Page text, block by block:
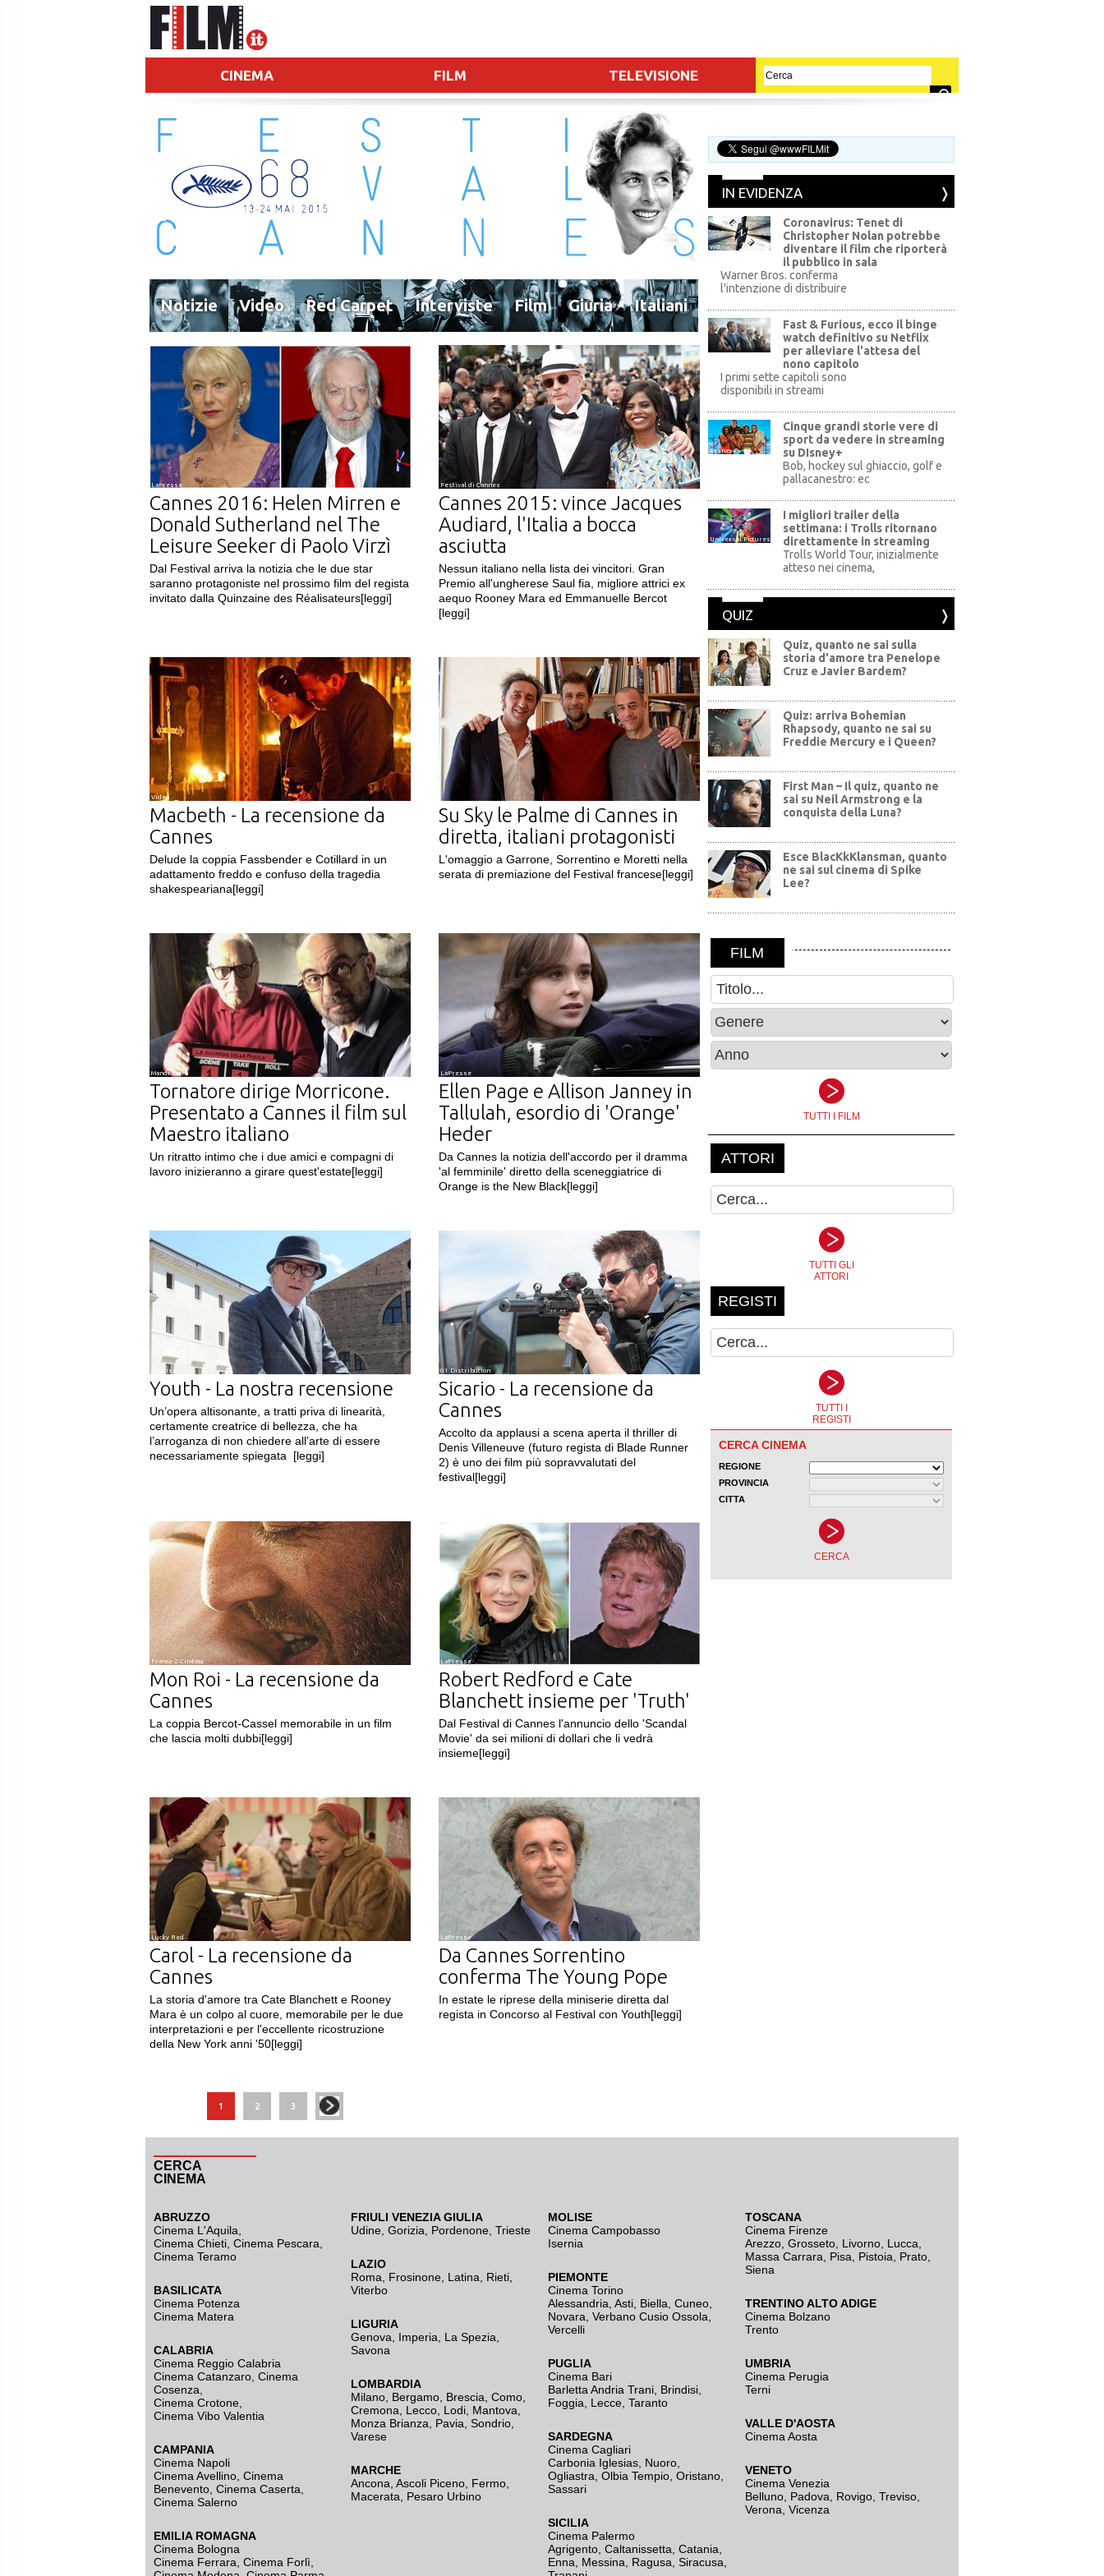
CINEMA FILM TELEVISIONE
Notizie Video Red Carpet Interviste Film Giuria Italiani
LaPresse
Cannes 2016: Helen Mirren e
Donald Sutherland nel The
Leisure Seeker di Paolo Virzì
Dal Festival arriva la notizia che le due star
saranno protagoniste nel prossimo film del regista
invitato dalla Quinzaine des Réalisateurs[leggi]
Festival di Cannes
Cannes 2015: vince Jacques
Audiard, l'Italia a bocca
asciutta
Nessun italiano nella lista dei vincitori. Gran
Premio all'ungherese Saul fia, migliore attrici ex
aequo Rooney Mara ed Emmanuelle Bercot
[leggi]
Videa
Macbeth - La recensione da
Cannes
Delude la coppia Fassbender e Cotillard in un
adattamento freddo e confuso della tragedia
shakespeariana[leggi]
Su Sky le Palme di Cannes in
diretta, italiani protagonisti
L'omaggio a Garrone, Sorrentino e Moretti nella
serata di premiazione del Festival francese[leggi]
Mandragora
Tornatore dirige Morricone.
Presentato a Cannes il film sul
Maestro italiano
Un ritratto intimo che i due amici e compagni di
lavoro inizieranno a girare quest'estate[leggi]
LaPresse
Ellen Page e Allison Janney in
Tallulah, esordio di 'Orange'
Heder
Da Cannes la notizia dell'accordo per il dramma
'al femminile' diretto della sceneggiatrice di
Orange is the New Black[leggi]
Medusa
Youth - La nostra recensione
Un’opera altisonante, a tratti priva di linearità,
certamente creatrice di bellezza, che ha
l’arroganza di non chiedere all’arte di essere
necessariamente spiegata [leggi]
01 Distribution
Sicario - La recensione da
Cannes
Accolto da applausi a scena aperta il thriller di
Denis Villeneuve (futuro regista di Blade Runner
2) è uno dei film più sopravvalutati del
festival[leggi]
France 2 Cinéma
Mon Roi - La recensione da
Cannes
La coppia Bercot-Cassel memorabile in un film
che lascia molti dubbi[leggi]
LaPresse
Robert Redford e Cate
Blanchett insieme per 'Truth'
Dal Festival di Cannes l'annuncio dello 'Scandal
Movie' da sei milioni di dollari che li vedrà
insieme[leggi]
Lucky Red
Carol - La recensione da
Cannes
La storia d'amore tra Cate Blanchett e Rooney
Mara è un colpo al cuore, memorabile per le due
interpretazioni e per l'eccellente ricostruzione
della New York anni '50[leggi]
LaPresse
Da Cannes Sorrentino
conferma The Young Pope
In estate le riprese della miniserie diretta dal
regista in Concorso al Festival con Youth[leggi]
1 2 3
IN EVIDENZA
WB
Coronavirus: Tenet di
Christopher Nolan potrebbe
diventare il film che riporterà
il pubblico in sala
Warner Bros. conferma
l'intenzione di distribuire
Fast & Furious, ecco il binge
watch definitivo su Netflix
per alleviare l'attesa del
nono capitolo
I primi sette capitoli sono
disponibili in streami
Disney+
Cinque grandi storie vere di
sport da vedere in streaming
su DIsney+
Bob, hockey sul ghiaccio, golf e
pallacanestro: ec
Universal Pictures
I migliori trailer della
settimana: i Trolls ritornano
direttamente in streaming
Trolls World Tour, inizialmente
atteso nei cinema,
QUIZ
Quiz, quanto ne sai sulla
storia d'amore tra Penelope
Cruz e Javier Bardem?
Quiz: arriva Bohemian
Rhapsody, quanto ne sai su
Freddie Mercury e i Queen?
First Man – Il quiz, quanto ne
sai su Neil Armstrong e la
conquista della Luna?
Esce BlacKkKlansman, quanto
ne sai sul cinema di Spike
Lee?
CERCA
CINEMA
ABRUZZO
Cinema L'Aquila
Cinema Chieti, Cinema Pescara,
Cinema Teramo
BASILICATA
Cinema Potenza
Cinema Matera
CALABRIA
Cinema Reggio Calabria
Cinema Catanzaro Cinema
Cosenza
Cinema Crotone
Cinema Vibo Valentia
CAMPANIA
Cinema Napoli
Cinema Avellino Cinema
Benevento Cinema Caserta
Cinema Salerno
EMILIA ROMAGNA
Cinema Bologna
Cinema Ferrara Cinema Forlì
FRIULI VENEZIA GIULIA
Udine Gorizia Pordenone Trieste
LAZIO
Roma
Frosinone Latina Rieti
Viterbo
LIGURIA
Genova
Imperia La Spezia
Savona
LOMBARDIA
Milano Bergamo Brescia, Como
Cremona
Lecco Lodi Mantova
Monza Brianza
Pavia Sondrio
Varese
MARCHE
Ancona Ascoli Piceno Fermo
Macerata
Pesaro Urbino
MOLISE
Cinema Campobasso
Isernia
PIEMONTE
Cinema Torino
Alessandria Asti Biella Cuneo
Novara Verbano Cusio Ossola
Vercelli
PUGLIA
Cinema Bari
Barletta Andria Trani Brindisi
Foggia
Lecce Taranto
SARDEGNA
Cinema Cagliari
Carbonia Iglesias Nuoro
Ogliastra Olbia Tempio Oristano
Sassari
SICILIA
Cinema Palermo
Agrigento Caltanissetta Catania
Enna
Messina Ragusa Siracusa
TOSCANA
Cinema Firenze
Arezzo Grosseto Livorno Lucca
Massa Carrara
Pisa Pistoia Prato
Siena
TRENTINO ALTO ADIGE
Cinema Bolzano
Trento
UMBRIA
Cinema Perugia
Terni
VALLE D'AOSTA
Cinema Aosta
VENETO
Cinema Venezia
Belluno Padova Rovigo Treviso
Verona Vicenza